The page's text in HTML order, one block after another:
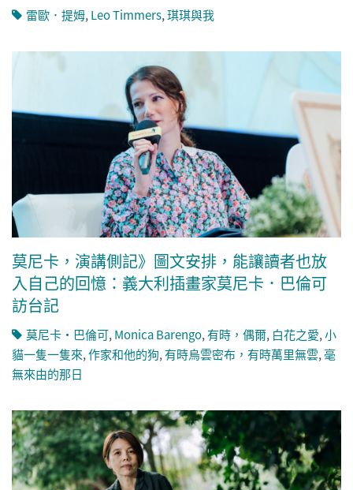
雷歐．提姆, Leo Timmers,琪琪與我
莫尼卡，演講側記》圖文安排，能讓讀者也放
入自己的回憶：義大利插畫家莫尼卡．巴倫可
訪台記
莫尼卡・巴倫可,Monica Barengo,有時，偶爾, 白花之愛,小
貓一隻一隻來,作家和他的狗,有時烏雲密布，有時萬里無雲,毫
無來由的那日